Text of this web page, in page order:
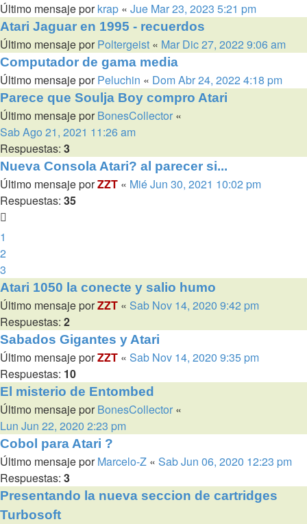
Último mensaje porkrap « Jue Mar 23, 2023 5:21 pm
Atari Jaguar en 1995 - recuerdos
Último mensaje por Poltergeist « Mar Dic 27, 2022 9:06 am
Computador de gama media
Último mensaje porPeluchin « Dom Abr 24, 2022 4:18 pm
Parece que Soulja Boy compro Atari
Último mensaje por BonesCollector «
Sab Ago 21, 2021 11:26 am
Respuestas: 3
Nueva Consola Atari? al parecer si...
Último mensaje porZZT « Mié Jun 30, 2021 10:02 pm
Respuestas: 35
1
2
3
Atari 1050 la conecte y salio humo
Último mensaje porZZT « Sab Nov 14, 2020 9:42 pm
Respuestas: 2
Sabados Gigantes y Atari
Último mensaje porZZT « Sab Nov 14, 2020 9:35 pm
Respuestas: 10
El misterio de Entombed
Último mensaje por BonesCollector «
Lun Jun 22, 2020 2:23 pm
Cobol para Atari ?
Último mensaje porMarcelo-Z « Sab Jun 06, 2020 12:23 pm
Respuestas: 3
Presentando la nueva seccion de cartridges
Turbosoft